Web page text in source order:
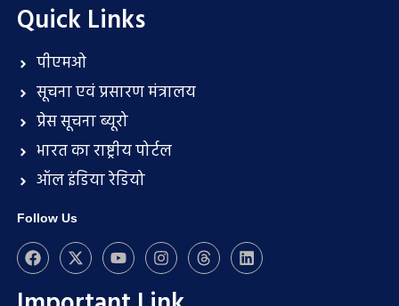
Quick Links
पीएमओ
सूचना एवं प्रसारण मंत्रालय
प्रेस सूचना ब्यूरो
भारत का राष्ट्रीय पोर्टल
ऑल इंडिया रेडियो
Follow Us